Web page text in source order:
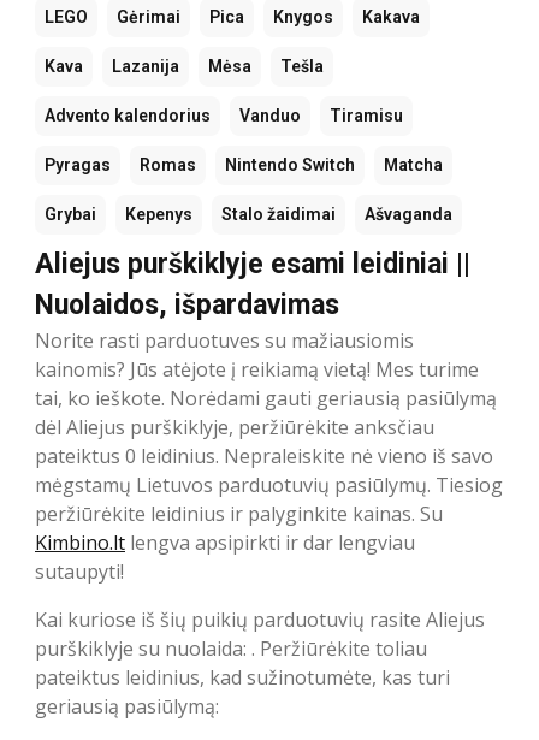
LEGO Gėrimai Pica Knygos Kakava
Kava Lazanija Mėsa Tešla
Advento kalendorius Vanduo Tiramisu
Pyragas Romas Nintendo Switch Matcha
Grybai Kepenys Stalo žaidimai Ašvaganda
Aliejus purškiklyje esami leidiniai ||
Nuolaidos, išpardavimas
Norite rasti parduotuves su mažiausiomis
kainomis? Jūs atėjote į reikiamą vietą! Mes turime
tai, ko ieškote. Norėdami gauti geriausią pasiūlymą
dėl Aliejus purškiklyje, peržiūrėkite anksčiau
pateiktus 0 leidinius. Nepraleiskite nė vieno iš savo
mėgstamų Lietuvos parduotuvių pasiūlymų. Tiesiog
peržiūrėkite leidinius ir palyginkite kainas. Su
Kimbino.lt lengva apsipirkti ir dar lengviau
sutaupyti!
Kai kuriose iš šių puikių parduotuvių rasite Aliejus
purškiklyje su nuolaida: . Peržiūrėkite toliau
pateiktus leidinius, kad sužinotumėte, kas turi
geriausią pasiūlymą: